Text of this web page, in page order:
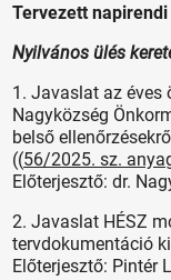
Tervezett
Nyilvános ülés
1. Javaslat az éves
Nagyközség
belső
((56/2025. sz.
Előterjesztő: dr.
2. Javaslat HÉSZ
tervdokumentáció
Előterjesztő: Pintér